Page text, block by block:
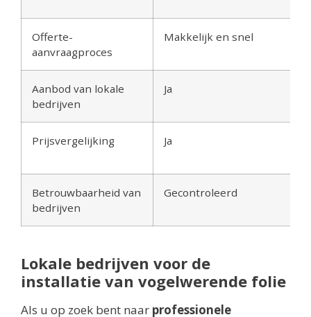
Offerte-
aanvraagproces
Makkelijk en snel
Aanbod van lokale
bedrijven
Ja
Prijsvergelijking Ja
Betrouwbaarheid van
bedrijven
Gecontroleerd
Lokale bedrijven voor de
installatie van vogelwerende folie
Als u op zoek bent naar professionele